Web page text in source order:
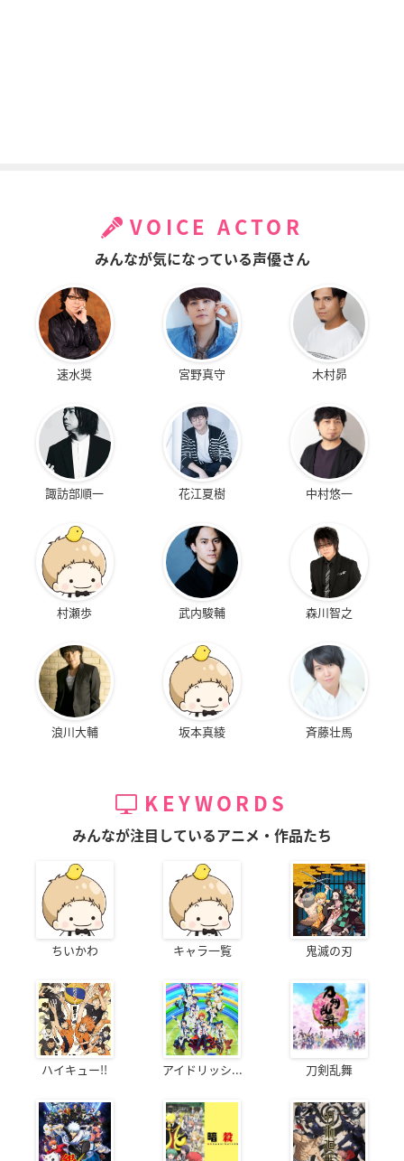
VOICE ACTOR
みんなが気になっている声優さん
速水奨 宮野真守 木村昴
諏訪部順一 花江夏樹 中村悠一
村瀬歩 武内駿輔 森川智之
浪川大輔 坂本真綾 斉藤壮馬
KEYWORDS
みんなが注目しているアニメ・作品たち
ちいかわ キャラ一覧 鬼滅の刃
ハイキュー!! アイドリッシ... 刀剣乱舞